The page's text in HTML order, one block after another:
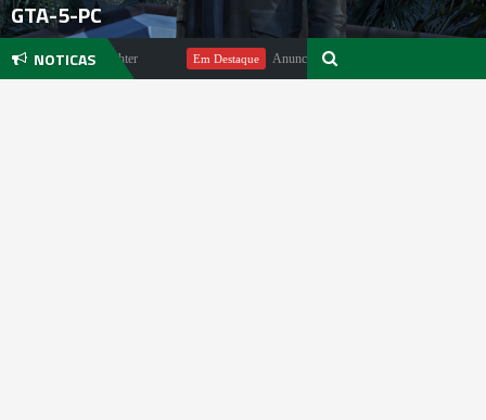
GTA-5-PC
NOTICAS
Michael Pachter Em Destaque Anunciado DualSense The Last of Us